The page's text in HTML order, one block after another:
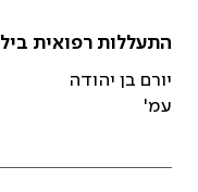
התעללות רפואית
יורם בן יהודה
עמ'